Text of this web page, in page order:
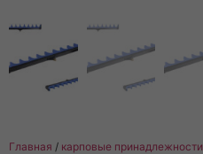
Главная / карповые принадлежности